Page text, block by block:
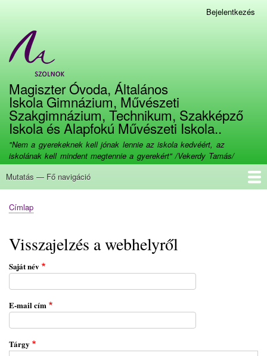
menüje
Bejelentkezés
Magiszter Óvoda, Általános
Iskola Gimnázium, Művészeti
Szakgimnázium, Technikum, Szakképző
Iskola és Alapfokú Művészeti Iskola..
"Nem a gyerekeknek kell jónak lennie az iskola kedvéért, az
iskolának kell mindent megtennie a gyerekért" /Vekerdy Tamás/
Fő
Mutatás — Fő navigáció
Címlap
Bemutatkozás
Kapcsolat
Beiratkozás
Továbbtanulás
Munkatársaink
Dokumentumok
Galéria
E-kréta
Képzéseink
Büszkeségeink
Eseménynaptár
Tananyagok
Morzsa
Címlap
Visszajelzés a webhelyről
Saját név
E-mail cím
Tárgy